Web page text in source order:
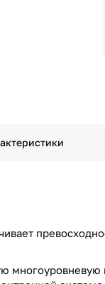
многоуровневую